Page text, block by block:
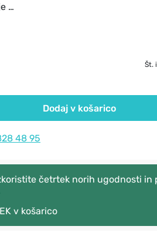
…
Št.
Dodaj v košarico
48 95
četrtek norih ugodnosti
v košarico